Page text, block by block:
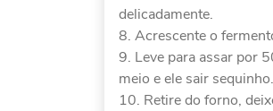
delicadamente.
Acrescente o
Leve para assar por
meio e ele sair sequinho.
Retire do forno,